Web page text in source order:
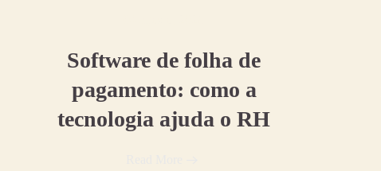
Software de folha de
pagamento: como a
tecnologia ajuda o RH